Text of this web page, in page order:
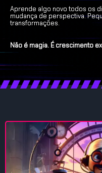
Aprende algo novo todos os
mudança de perspectiva.
transformações.
Não é magia. É crescimento